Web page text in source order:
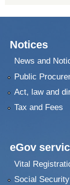
Notices
News and
Public
Act, law and
Tax and Fees
eGov
Vital
Social Security